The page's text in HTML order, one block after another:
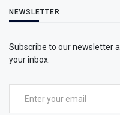
NEWSLETTER
Subscribe to our newsletter
your inbox.